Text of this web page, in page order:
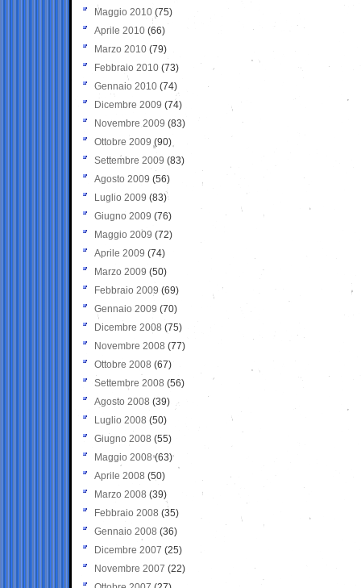
Maggio 2010 (75)
Aprile 2010 (66)
Marzo 2010 (79)
Febbraio 2010 (73)
Gennaio 2010 (74)
Dicembre 2009 (74)
Novembre 2009 (83)
Ottobre 2009 (90)
Settembre 2009 (83)
Agosto 2009 (56)
Luglio 2009 (83)
Giugno 2009 (76)
Maggio 2009 (72)
Aprile 2009 (74)
Marzo 2009 (50)
Febbraio 2009 (69)
Gennaio 2009 (70)
Dicembre 2008 (75)
Novembre 2008 (77)
Ottobre 2008 (67)
Settembre 2008 (56)
Agosto 2008 (39)
Luglio 2008 (50)
Giugno 2008 (55)
Maggio 2008(63)
Aprile 2008 (50)
Marzo 2008 (39)
Febbraio 2008 (35)
Gennaio 2008 (36)
Dicembre 2007 (25)
Novembre 2007 (22)